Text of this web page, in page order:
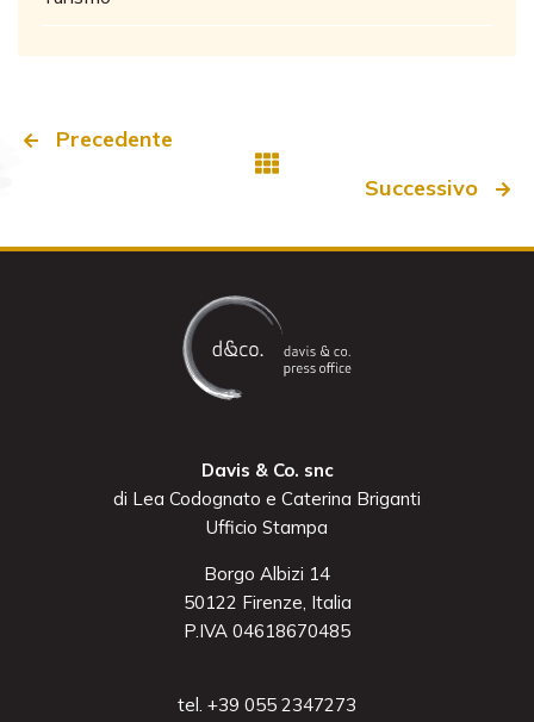
Precedente
Successivo
Davis & Co. snc
di Lea Codognato e Caterina Briganti
Ufficio Stampa
Borgo Albizi 14
50122 Firenze, Italia
P.IVA 04618670485
tel. +39 055 2347273